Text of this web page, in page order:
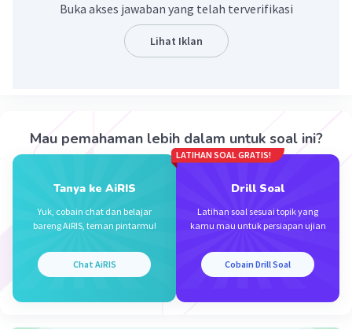
adalah kebutuhan yang dibutuhkan oleh banyak
orang, dan dirasakan manfaatnya secara
bersama-sama. Yang termasuk kebutuhan
Balas
Iklan
Buka akses jawaban yang telah terverifikasi
Lihat Iklan
Mau pemahaman lebih dalam untuk soal ini?
Tanya ke AiRIS
Yuk, cobain chat dan belajar
bareng AiRIS, teman pintarmu!
Chat AiRIS
LATIHAN SOAL GRATIS!
Drill Soal
Latihan soal sesuai topik yang
kamu mau untuk persiapan ujian
Cobain Drill Soal